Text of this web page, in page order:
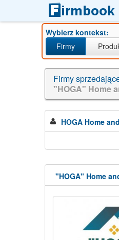
Wybierz kontekst:
Firmy
Firmy
"HOGA" Home
HOGA Home and